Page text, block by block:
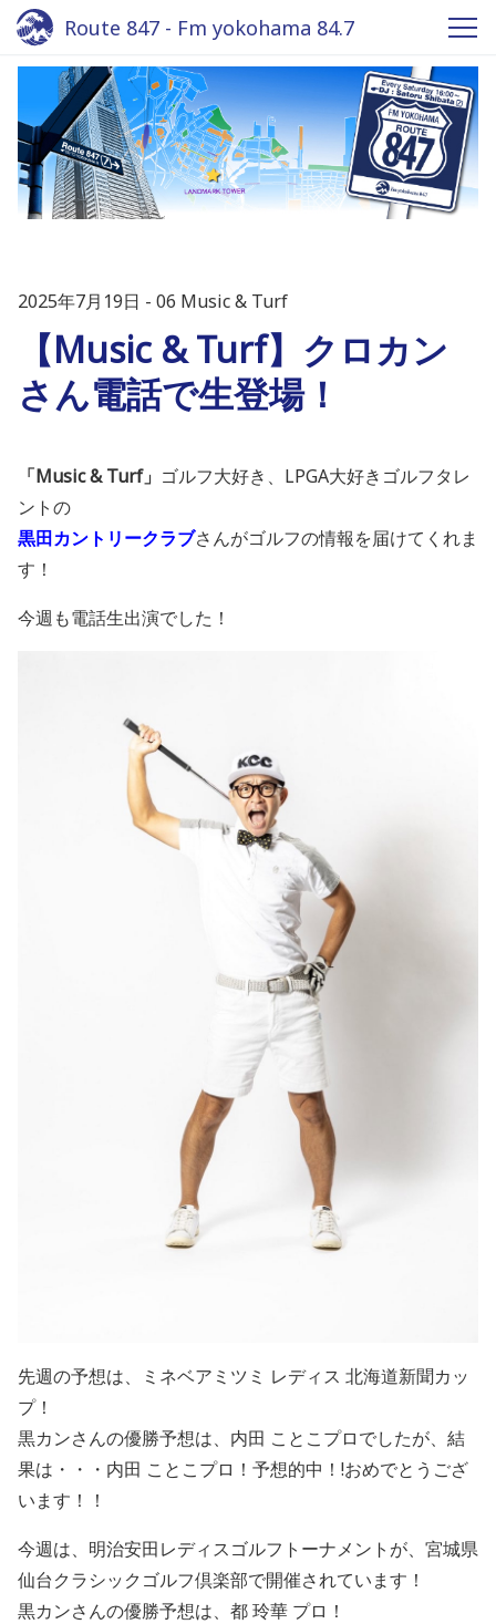
Route 847 - Fm yokohama 84.7
2025年7月19日 06 Music & Turf
【Music & Turf】クロカン
さん電話で生登場！
「Music & Turf」 ゴルフ大好き、LPGA大好きゴルフタレ
ントの
黒田カントリークラブさんがゴルフの情報を届けてくれま
す！
今週も電話生出演でした！
先週の予想は、ミネベアミツミ レディス 北海道新聞カッ
プ！
黒カンさんの優勝予想は、内田 ことこプロでしたが、結
果は・・・内田 ことこプロ！予想的中！!おめでとうござ
います！！
今週は、 明治安田レディスゴルフトーナメント が、 宮城県
仙台クラシックゴルフ倶楽部で開催されています！
黒カンさんの優勝予想は、 都 玲華 プロ！